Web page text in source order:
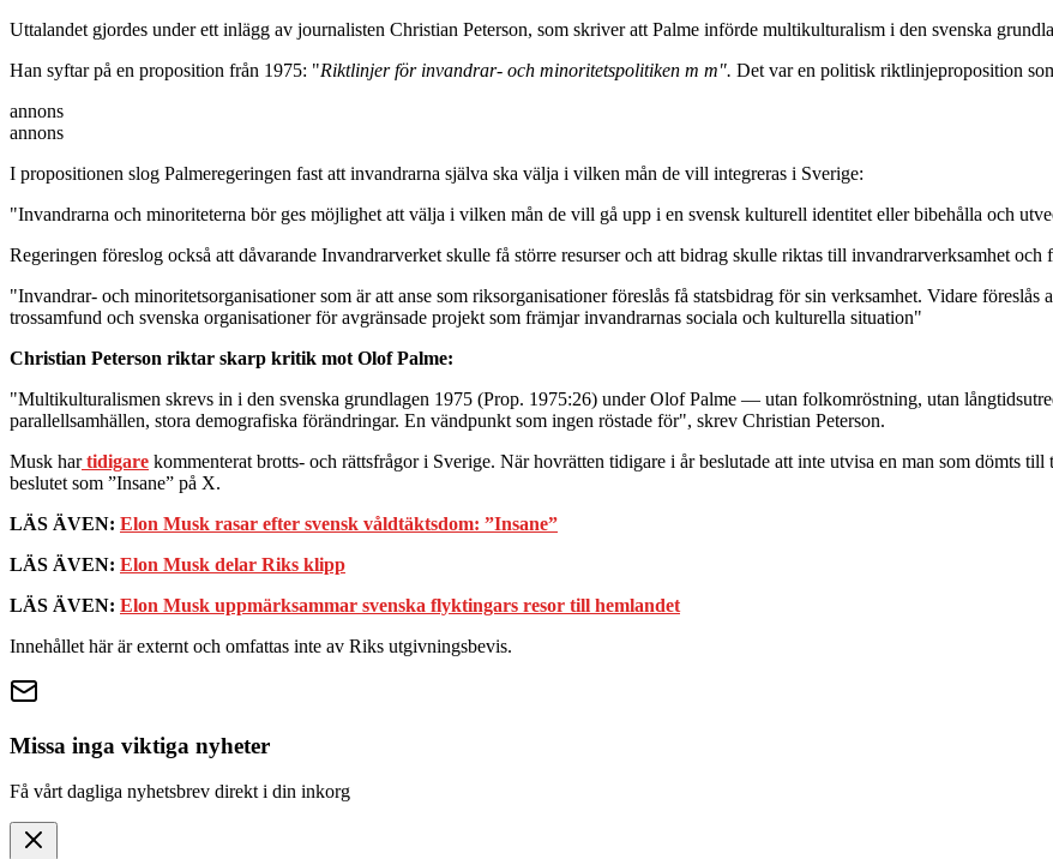
Uttalandet gjordes under ett inlägg av journalisten Christian Peterson, som skriver att Palme införde multikulturalism i den svenska
Han syftar på en proposition från 1975: "Riktlinjer för invandrar- och minoritetspolitiken m m". Det var en politisk riktlinjeproposition
annons
annons
I propositionen slog Palmeregeringen fast att invandrarna själva ska välja i vilken mån de vill integreras i Sverige:
"Invandrarna och minoriteterna bör ges möjlighet att välja i vilken mån de vill gå upp i en svensk kulturell identitet eller bibehålla och
Regeringen föreslog också att dåvarande Invandrarverket skulle få större resurser och att bidrag skulle riktas till invandrarverksamhet och
"Invandrar- och minoritetsorganisationer som är att anse som riksorganisationer föreslås få statsbidrag för sin verksamhet. Vidare
trossamfund och svenska organisationer för avgränsade projekt som främjar invandrarnas sociala och kulturella situation"
Christian Peterson riktar skarp kritik mot Olof Palme:
"Multikulturalismen skrevs in i den svenska grundlagen 1975 (Prop. 1975:26) under Olof Palme — utan folkomröstning, utan
parallellsamhällen, stora demografiska förändringar. En vändpunkt som ingen röstade för", skrev Christian Peterson.
Musk hartidigare kommenterat brotts- och rättsfrågor i Sverige. När hovrätten tidigare i år beslutade att inte utvisa en man som dömts
beslutet som ”Insane” på X.
LÄS ÄVEN: Elon Musk rasar efter svensk våldtäktsdom: ”Insane”
LÄS ÄVEN: Elon Musk delar Riks klipp
LÄS ÄVEN: Elon Musk uppmärksammar svenska flyktingars resor till hemlandet
Innehållet här är externt och omfattas inte av Riks utgivningsbevis.
Missa inga viktiga nyheter
Få vårt dagliga nyhetsbrev direkt i din inkorg